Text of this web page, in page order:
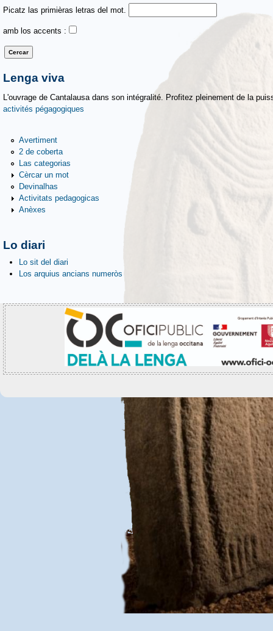
Picatz las primièras letras del mot.
amb los accents :
Lenga viva
L'ouvrage de Cantalausa dans son intégralité. Profitez pleinement de la
activités pégagogiques
Avertiment
2 de coberta
Las categorias
Cèrcar un mot
Devinalhas
Activitats pedagogicas
Anèxes
Lo diari
Lo sit del diari
Los arquius ancians numeròs